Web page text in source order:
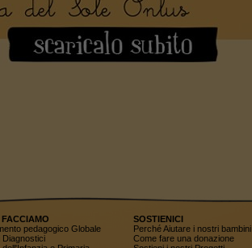
pedagogico Globale
Diagnostici
SOSTIENICI
Perché Aiutare i nostri bambini
Come fare una donazione